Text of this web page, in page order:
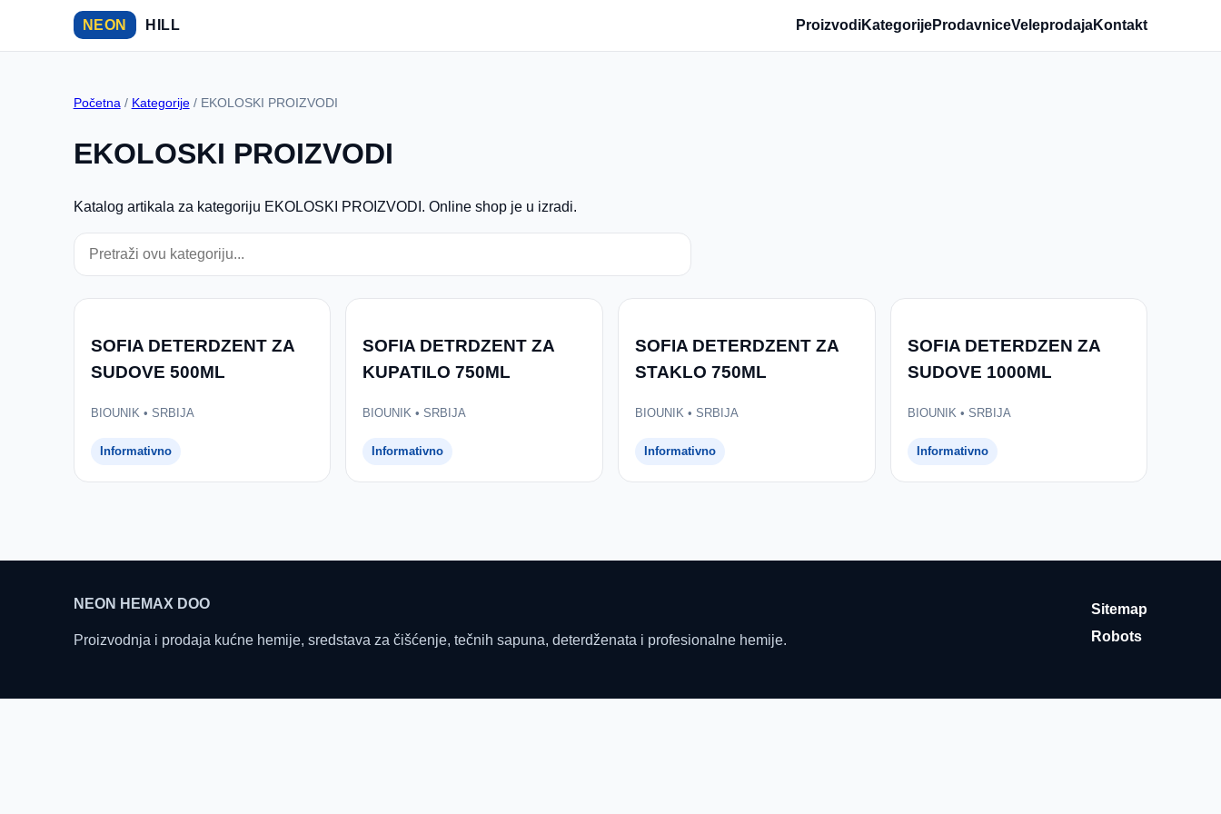
NEON HILL ProizvodiKategorijeProdavniceVeleprodajaKontakt
Početna / Kategorije/ EKOLOSKI PROIZVODI
EKOLOSKI PROIZVODI
Katalog artikala za kategoriju EKOLOSKI PROIZVODI. Online shop je u izradi.
SOFIA DETERDZENT ZA
SUDOVE 500ML
BIOUNIK • SRBIJA
Informativno
SOFIA DETRDZENT ZA
KUPATILO 750ML
BIOUNIK • SRBIJA
Informativno
SOFIA DETERDZENT ZA
STAKLO 750ML
BIOUNIK • SRBIJA
Informativno
SOFIA DETERDZEN ZA
SUDOVE 1000ML
BIOUNIK • SRBIJA
Informativno
NEON HEMAX DOO
Proizvodnja i prodaja kućne hemije, sredstava za čišćenje, tečnih sapuna, deterdženata i profesionalne hemije.
Sitemap
Robots